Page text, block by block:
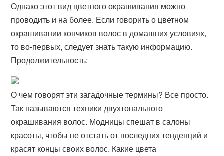
Однако этот вид цветного окрашивания можно
проводить и на более. Если говорить о цветном
окрашивании кончиков волос в домашних условиях,
то во-первых, следует знать такую информацию.
Продолжительность:
О чем говорят эти загадочные термины? Все просто.
Так называются техники двухтонального
окрашивания волос. Модницы спешат в салоны
красоты, чтобы не отстать от последних тенденций и
красят концы своих волос. Какие цвета